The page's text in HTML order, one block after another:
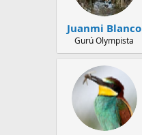
Juanmi Blanco
Gurú Olympista